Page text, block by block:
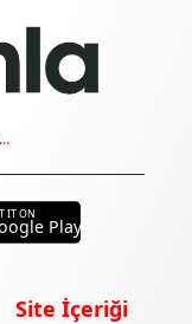
IT ON
Play
Site İçeriği